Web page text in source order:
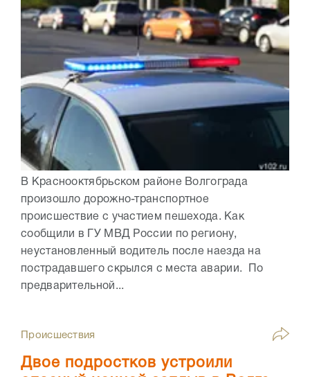
В Краснооктябрьском районе Волгограда
произошло дорожно-транспортное
происшествие с участием пешехода. Как
сообщили в ГУ МВД России по региону,
неустановленный водитель после наезда на
пострадавшего скрылся с места аварии. По
предварительной...
Происшествия
Двое подростков устроили